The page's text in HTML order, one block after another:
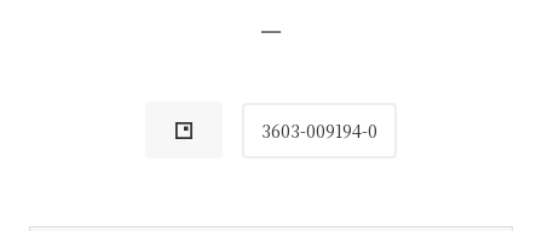
−
3603-009194-0